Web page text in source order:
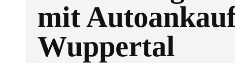
mit
Wuppertal